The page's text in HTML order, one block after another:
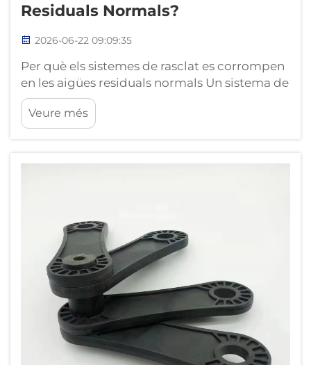
Residuals Normals?
2026-06-22 09:09:35
Per què els sistemes de rasclat es corrompen
en les aigües residuals normals Un sistema de
rasclat en una planta municipal d’aigües
residuals opera en el que sembla ser clavea
normal — però els components metàl·lics es
superior a la registrada en una instal·lació
Veure més